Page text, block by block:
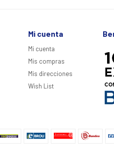
Mi cuenta
Mi cuenta
Mis compras
Mis direcciones
Wish List